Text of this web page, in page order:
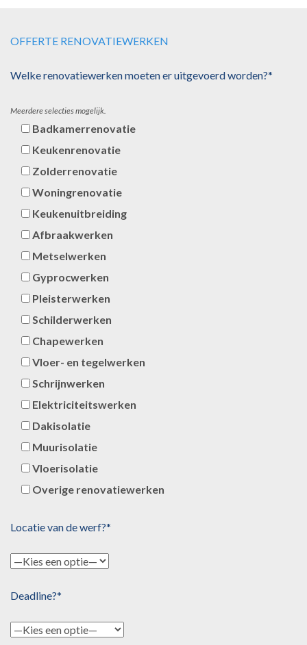
OFFERTE RENOVATIEWERKEN
Welke renovatiewerken moeten er uitgevoerd worden?*
Meerdere selecties mogelijk.
Badkamerrenovatie
Keukenrenovatie
Zolderrenovatie
Woningrenovatie
Keukenuitbreiding
Afbraakwerken
Metselwerken
Gyprocwerken
Pleisterwerken
Schilderwerken
Chapewerken
Vloer- en tegelwerken
Schrijnwerken
Elektriciteitswerken
Dakisolatie
Muurisolatie
Vloerisolatie
Overige renovatiewerken
Locatie van de werf?*
Deadline?*